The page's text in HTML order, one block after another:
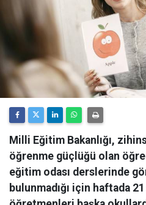
Milli Eğitim Bakanlığı,
öğrenme güçlüğü olan
eğitim odası derslerinde
bulunmadığı için haftada